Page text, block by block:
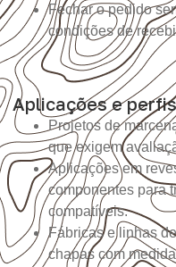
Fechar o pedido
condições de
Aplicações e
Projetos de
que exigem
Aplicações em
componentes para
compatíveis.
Fábricas e linhas
chapas com